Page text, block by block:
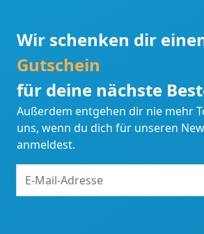
Wir schenken dir
Gutschein
für deine nächste
Außerdem entgehen dir nie mehr
uns, wenn du dich für unseren
anmeldest.
Mail-